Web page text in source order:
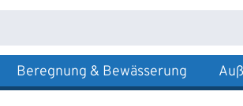
Beregnung & Bewässerung